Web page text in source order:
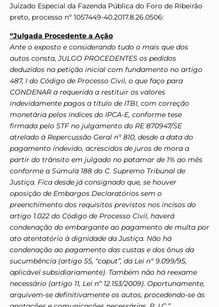
Juizado Especial da Fazenda Pública do Foro de Ribeirão
preto, processo nº 1057449-40.2017.8.26.0506:
“Julgada Procedente a Ação
Ante o exposto e considerando tudo o mais que dos
autos consta, JULGO PROCEDENTES os pedidos
deduzidos na petição inicial com fundamento no artigo
487, I do Código de Processo Civil, o que faço para
CONDENAR a requerida a restituir os valores
indevidamente pagos a título de ITBI, com correção
monetária pelos índices do IPCA-E, conforme tese
firmada pelo STF no julgamento do RE 870947/SE
atrelado à Repercussão Geral nº 810, desde a data do
pagamento indevido, acrescidos de juros de mora a
partir do trânsito em julgado no patamar de 1% ao mês
conforme a Súmula 188 do C. Supremo Tribunal de
Justiça. Fica desde já consignado que, se houver
oposição de Embargos Declaratórios sem o
preenchimento dos requisitos previstos nos incisos do
artigo 1.022 do Código de Processo Civil, haverá
condenação do embargante ao pagamento de multa por
ato atentatório à dignidade da Justiça. Não há
condenação ao pagamento das custas e dos ônus da
sucumbência (artigo 55, “caput”, da Lei nº 9.099/95,
aplicável subsidiariamente). Também não há reexame
necessário (artigo 11, Lei nº 12.153/2009). Oportunamente,
arquivem-se definitivamente os autos, procedendo-se às